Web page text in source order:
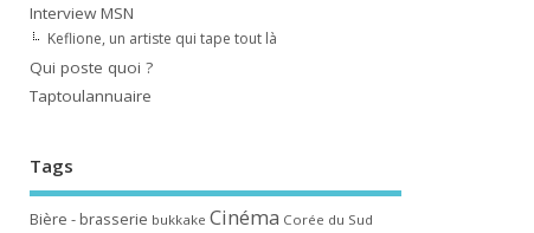
Interview MSN
Keflione, un artiste qui tape tout là
Qui poste quoi ?
Taptoulannuaire
Tags
Bière - brasserie bukkake Cinéma Corée du Sud